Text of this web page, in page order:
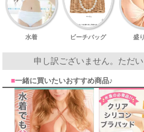
水着 ビーチバッグ 盛
申し訳ございません。ただ
■一緒に買いたいおすすめ商品♪